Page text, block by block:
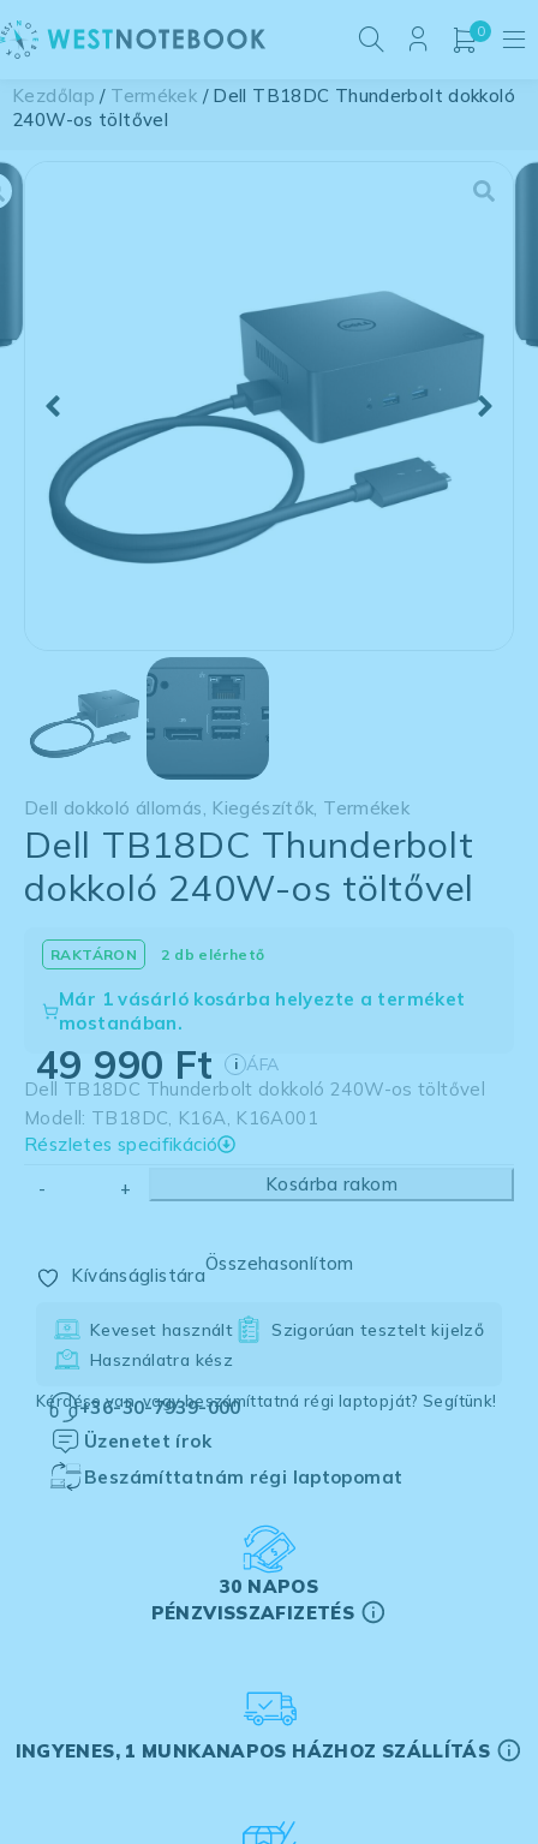
0
Kezdőlap / Termékek / Dell TB18DC Thunderbolt dokkoló
240W-os töltővel
Dell dokkoló állomás, Kiegészítők, Termékek
Dell TB18DC Thunderbolt
dokkoló 240W-os töltővel
2 db elérhető
Már 1 vásárló kosárba helyezte a terméket
mostanában.
49 990 Ft i ÁFA
Dell TB18DC Thunderbolt dokkoló 240W-os töltővel
Modell: TB18DC, K16A, K16A001
Részletes specifikáció
Kosárba rakom
Kívánságlistára
Összehasonlítom
Keveset használt
Szigorúan tesztelt kijelző
Használatra kész
Kérdése van, vagy beszámíttatná régi laptopját? Segítünk!
+36-30-7939-000
Üzenetet írok
Beszámíttatnám régi laptopomat
30 NAPOS
PÉNZVISSZAFIZETÉS
INGYENES, 1 MUNKANAPOS HÁZHOZ SZÁLLÍTÁS